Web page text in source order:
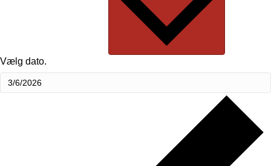
Vælg dato.